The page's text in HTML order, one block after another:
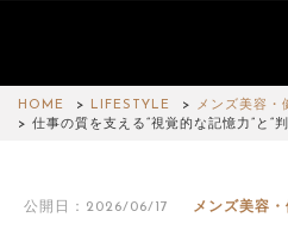
HOME LIFESTYLE
メンズ美容・
仕事の質を支える“視覚的な記憶力”と“
公開日：2026/06/17 メンズ美容・